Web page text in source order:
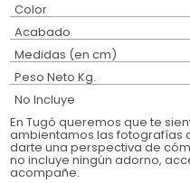
Color
Acabado
Medidas (en cm)
Peso Neto Kg.
No Incluye
En Tugó queremos que te
ambientamos las fotografías
darte una perspectiva de
no incluye ningún adorno,
acompañe.